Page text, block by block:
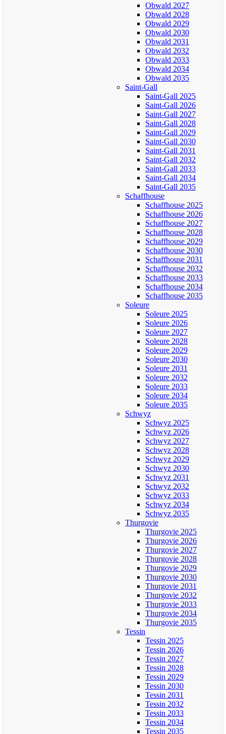
Obwald 2027
Obwald 2028
Obwald 2029
Obwald 2030
Obwald 2031
Obwald 2032
Obwald 2033
Obwald 2034
Obwald 2035
Saint-Gall
Saint-Gall 2025
Saint-Gall 2026
Saint-Gall 2027
Saint-Gall 2028
Saint-Gall 2029
Saint-Gall 2030
Saint-Gall 2031
Saint-Gall 2032
Saint-Gall 2033
Saint-Gall 2034
Saint-Gall 2035
Schaffhouse
Schaffhouse 2025
Schaffhouse 2026
Schaffhouse 2027
Schaffhouse 2028
Schaffhouse 2029
Schaffhouse 2030
Schaffhouse 2031
Schaffhouse 2032
Schaffhouse 2033
Schaffhouse 2034
Schaffhouse 2035
Soleure
Soleure 2025
Soleure 2026
Soleure 2027
Soleure 2028
Soleure 2029
Soleure 2030
Soleure 2031
Soleure 2032
Soleure 2033
Soleure 2034
Soleure 2035
Schwyz
Schwyz 2025
Schwyz 2026
Schwyz 2027
Schwyz 2028
Schwyz 2029
Schwyz 2030
Schwyz 2031
Schwyz 2032
Schwyz 2033
Schwyz 2034
Schwyz 2035
Thurgovie
Thurgovie 2025
Thurgovie 2026
Thurgovie 2027
Thurgovie 2028
Thurgovie 2029
Thurgovie 2030
Thurgovie 2031
Thurgovie 2032
Thurgovie 2033
Thurgovie 2034
Thurgovie 2035
Tessin
Tessin 2025
Tessin 2026
Tessin 2027
Tessin 2028
Tessin 2029
Tessin 2030
Tessin 2031
Tessin 2032
Tessin 2033
Tessin 2034
Tessin 2035